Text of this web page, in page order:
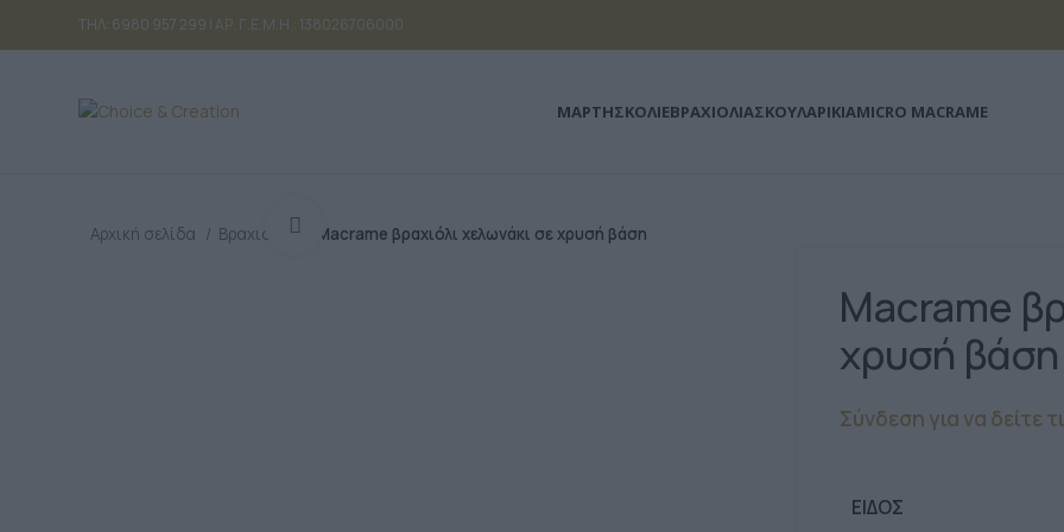
ΤΗΛ: 6980 957 299 | ΑΡ. Γ.Ε.Μ.Η.: 138026706000
ΜΆΡΤΗΣΚΟΛΙΕΒΡΑΧΙΟΛΙΑΣΚΟΥΛΑΡΙΚΙΑMICRO MACRAME
Αρχική σελίδα Βραχιόλια Macrame βραχιόλι χελωνάκι σε χρυσή βάση
Κλικ για μεγέθυνση
Macrame
χρυσή βάση
Σύνδεση για να δείτε
ΕΊΔΟΣ